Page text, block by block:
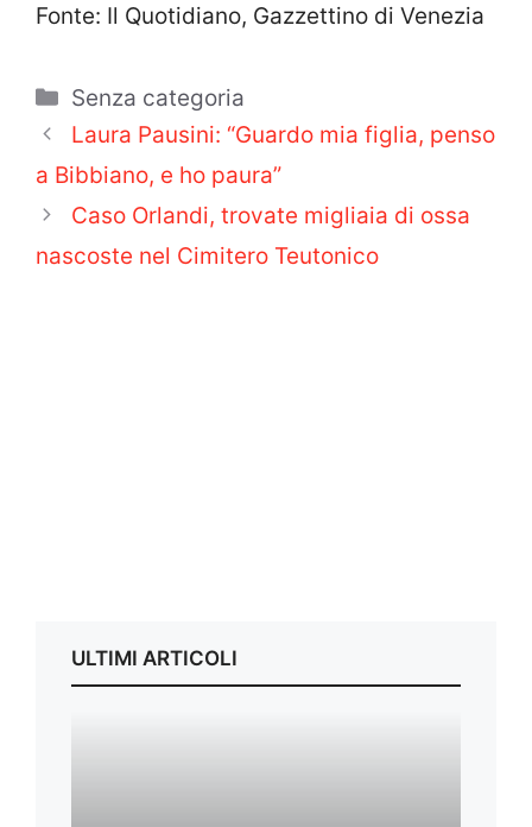
Fonte: Il Quotidiano, Gazzettino di Venezia
Categorie
Senza categoria
Laura Pausini: “Guardo mia figlia, penso
a Bibbiano, e ho paura”
Caso Orlandi, trovate migliaia di ossa
nascoste nel Cimitero Teutonico
ULTIMI ARTICOLI